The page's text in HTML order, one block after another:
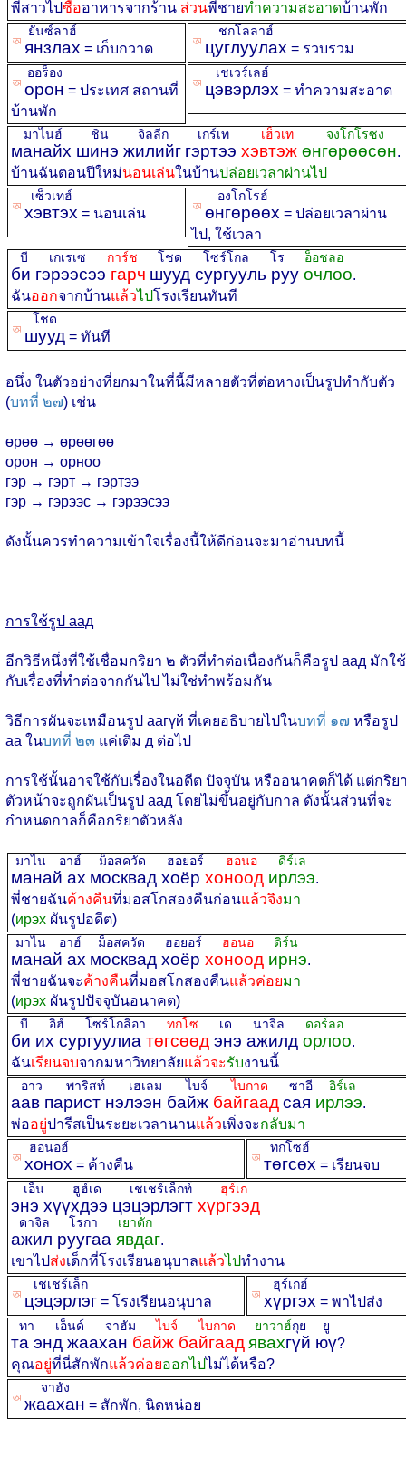
พี่สาวไปซื้ออาหารจากร้าน ส่วนพี่ชายทำความสะอาดบ้านพัก
ꡐ янзлах
ยันซ์ลาฮ์
= เก็บกวาด ꡐ цуглуулах
ชกโลลาฮ์
= รวบรวม
ꡐ орон
ออร็อง
= ประเทศ สถานที่
บ้านพัก
ꡐ цэвэрлэх
เชเวร์เลฮ์
= ทำความสะอาด
манайх шинэ жилийг
มาไนฮ์ ชิน จิลลีก
гэртээ хэвтэж өнгөрөөсөн
เกร์เท เฮ็วเท จงโกโรซง
.
บ้านฉันตอนปีใหม่นอนเล่นในบ้านปล่อยเวลาผ่านไป
ꡐ хэвтэх
เซ็วเทฮ์
= นอนเล่น ꡐ өнгөрөөх
องโกโรฮ์
= ปล่อยเวลาผ่าน
ไป, ใช้เวลา
би гэрээсээ гарч
บี เกเรเซ การ์ช
шууд сургууль руу очлоо
โชด โซร์โกล โร อ็อชลอ
.
ฉันออกจากบ้านแล้วไปโรงเรียนทันที
ꡐ шууд
โชด
= ทันที
อนึ่ง ในตัวอย่างที่ยกมาในที่นี้มีหลายตัวที่ต่อหางเป็นรูปทำกับตัว
(บทที่ ๒๗) เช่น
өрөө → өрөөгөө
орон → орноо
гэр → гэрт → гэртээ
гэр → гэрээс → гэрээсээ
ดังนั้นควรทำความเข้าใจเรื่องนี้ให้ดีก่อนจะมาอ่านบทนี้
การใช้รูป аад
อีกวิธีหนึ่งที่ใช้เชื่อมกริยา ๒ ตัวที่ทำต่อเนื่องกันก็คือรูป аад มักใช้
กับเรื่องที่ทำต่อจากกันไป ไม่ใช่ทำพร้อมกัน
วิธีการผันจะเหมือนรูป аагүй ที่เคยอธิบายไปในบทที่ ๑๗ หรือรูป
аа ในบทที่ ๒๓ แค่เติม д ต่อไป
การใช้นั้นอาจใช้กับเรื่องในอดีต ปัจจุบัน หรืออนาคตก็ได้ แต่กริย
ตัวหน้าจะถูกผันเป็นรูป аад โดยไม่ขึ้นอยู่กับกาล ดังนั้นส่วนที่จะ
กำหนดกาลก็คือกริยาตัวหลัง
манай ах
มาไน อาฮ์
москвад хоёр хоноод ирлээ
ม็อสควัด ฮอยอร์ ฮอนอ ดิร์เล
.
พี่ชายฉันค้างคืนที่มอสโกสองคืนก่อนแล้วจึงมา
(ирэх ผันรูปอดีต)
манай ах
มาไน อาฮ์
москвад хоёр хоноод ирнэ
ม็อสควัด ฮอยอร์ ฮอนอ ดิร์น
.
พี่ชายฉันจะค้างคืนที่มอสโกสองคืนแล้วค่อยมา
(ирэх ผันรูปปัจจุบันอนาคต)
би их сургуулиа төгсөөд энэ ажилд орлоо
บี อิฮ์ โซร์โกลิอา ทกโซ เด นาจิล ดอร์ลอ
.
ฉันเรียนจบจากมหาวิทยาลัยแล้วจะรับงานนี้
аав парист нэлээн байж байгаад
อาว พาริสท์ เฮเลม ไบจ์ไบกาด
сая ирлээ
ซาอี อิร์เล
.
พ่ออยู่ปารีสเป็นระยะเวลานานแล้วเพิ่งจะกลับมา
ꡐ хонох
ฮอนอฮ์
= ค้างคืน ꡐ төгсөх
ทกโซฮ์
= เรียนจบ
энэ хүүхдээ цэцэрлэгт хүргээд
เอ็น ฮูฮ์เด เชเชร์เล็กท์ ฮุร์เก
ажил руугаа явдаг
ดาจิล โรกา เยาดัก
.
เขาไปส่งเด็กที่โรงเรียนอนุบาลแล้วไปทำงาน
ꡐ цэцэрлэг
เชเชร์เล็ก
= โรงเรียนอนุบาล ꡐ хүргэх
ฮุร์เกฮ์
= พาไปส่ง
та энд жаахан байж байгаад
ทา เอ็นด์ จาฮัมไบจ์ ไบกาด
явахгүй юү
ยาวาฮ์กุย ยู
?
คุณอยู่ที่นี่สักพักแล้วค่อยออกไปไม่ได้หรือ?
ꡐ жаахан
จาฮัง
= สักพัก, นิดหน่อย